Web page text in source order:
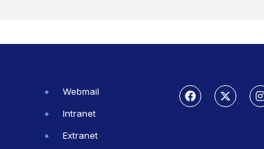
Webmail
Intranet
Extranet